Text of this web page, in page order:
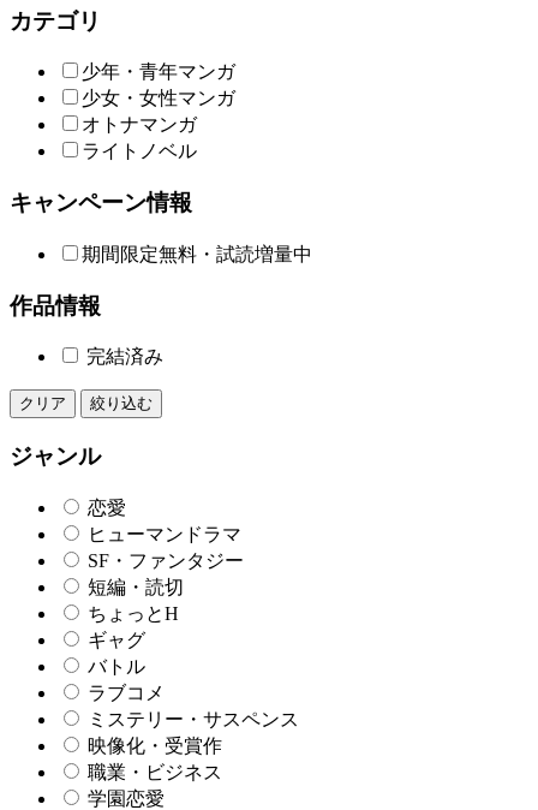
カテゴリ
少年・青年マンガ
少女・女性マンガ
オトナマンガ
ライトノベル
キャンペーン情報
期間限定無料・試読増量中
作品情報
完結済み
クリア 絞り込む
ジャンル
恋愛
ヒューマンドラマ
SF・ファンタジー
短編・読切
ちょっとH
ギャグ
バトル
ラブコメ
ミステリー・サスペンス
映像化・受賞作
職業・ビジネス
学園恋愛